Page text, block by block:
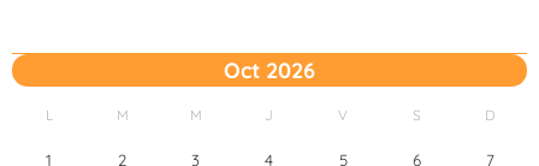
Oct 2026
L M M J V S D
1 2 3 4 5 6 7